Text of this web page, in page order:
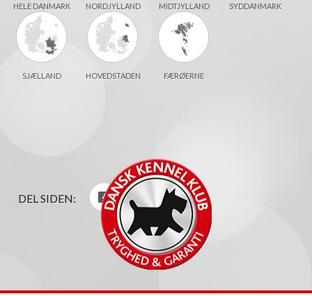
HELE DANMARK NORDJYLLAND MIDTJYLLAND SYDDANMARK
SJÆLLAND HOVEDSTADEN FÆRØERNE
DEL SIDEN: